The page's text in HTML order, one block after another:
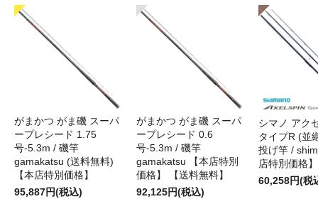
がまかつ がま磯 スーパ
ープレシード 1.75
号-5.3m / 磯竿
gamakatsu (送料無料)
【本店特別価格】
95,887円(税込)
がまかつ がま磯 スーパ
ープレシード 0.6
号-5.3m / 磯竿
gamakatsu 【本店特別
価格】 【送料無料】
92,125円(税込)
シマノ アク
タイプR (並
投げ竿 /
店特別価格】
60,258円(税